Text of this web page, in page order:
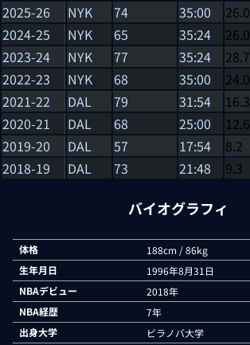
2025-26 NYK 74 35:00 26.0
2024-25
NYK 65 35:24 26.0
2023-24
NYK 77 35:24 28.7
2022-23
NYK 68 35:00 24.0
2021-22
DAL 79 31:54 16.3
2020-21
DAL 68 25:00 12.6
2019-20
DAL 57 17:54 8.2
2018-19
DAL 73 21:48 9.3
バイオグラフィ
体格
188cm / 86kg
生年月日
1996年8月31日
NBAデビュー
2018年
NBA経歴
7年
出身大学
ビラノバ大学